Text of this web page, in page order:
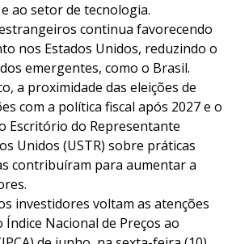
ao setor de tecnologia.
continua favorecendo
nos Estados Unidos, reduzindo o
emergentes, como o Brasil.
a proximidade das eleições de
com a política fiscal após 2027 e o
Escritório do Representante
Unidos (USTR) sobre práticas
contribuíram para aumentar a
investidores voltam as atenções
Nacional de Preços ao